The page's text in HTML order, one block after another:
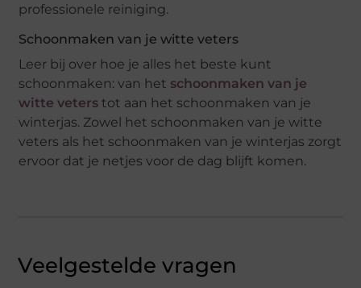
professionele reiniging.
Schoonmaken van je witte veters
Leer bij over hoe je alles het beste kunt
schoonmaken: van het schoonmaken van je
witte veters tot aan het schoonmaken van je
winterjas. Zowel het schoonmaken van je witte
veters als het schoonmaken van je winterjas zorgt
ervoor dat je netjes voor de dag blijft komen.
Veelgestelde vragen